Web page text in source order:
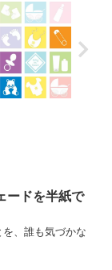
ードを半紙で
、誰も気づかな